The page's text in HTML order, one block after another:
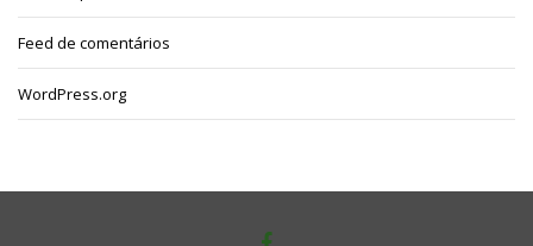
Feed de comentários
WordPress.org